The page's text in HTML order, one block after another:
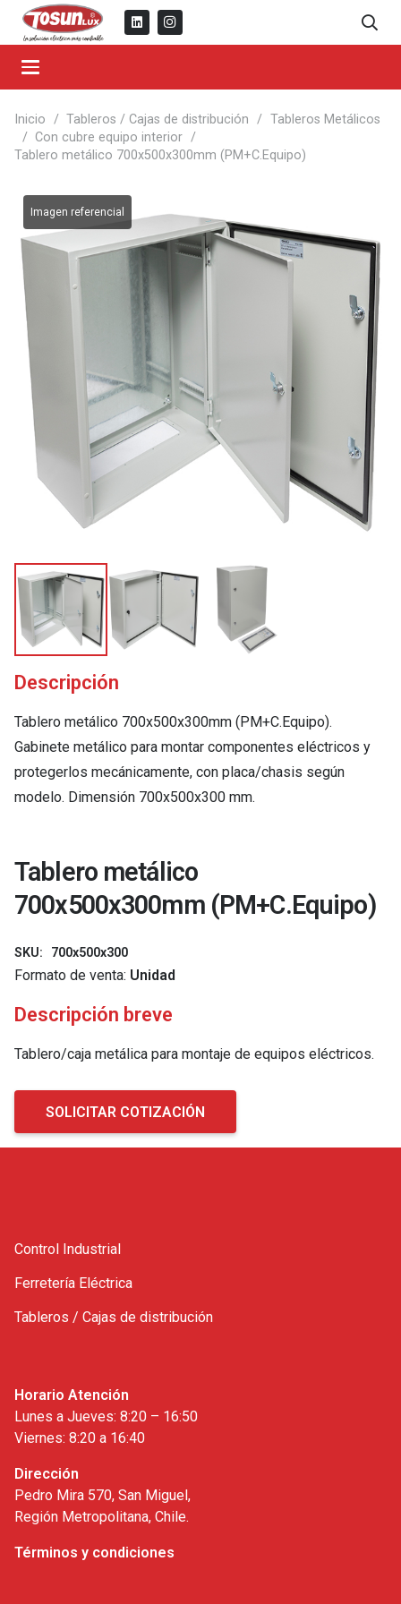
Inicio / Tableros / Cajas de distribución / Tableros Metálicos
/ Con cubre equipo interior /
Tablero metálico 700x500x300mm (PM+C.Equipo)
Descripción
Tablero metálico 700x500x300mm (PM+C.Equipo).
Gabinete metálico para montar componentes eléctricos y
protegerlos mecánicamente, con placa/chasis según
modelo. Dimensión 700x500x300 mm.
Tablero metálico
700x500x300mm (PM+C.Equipo)
SKU: 700x500x300
Formato de venta: Unidad
Descripción breve
Tablero/caja metálica para montaje de equipos eléctricos.
SOLICITAR COTIZACIÓN
Control Industrial
Ferretería Eléctrica
Tableros / Cajas de distribución
Horario Atención
Lunes a Jueves: 8:20 – 16:50
Viernes: 8:20 a 16:40
Dirección
Pedro Mira 570, San Miguel,
Región Metropolitana, Chile.
Términos y condiciones